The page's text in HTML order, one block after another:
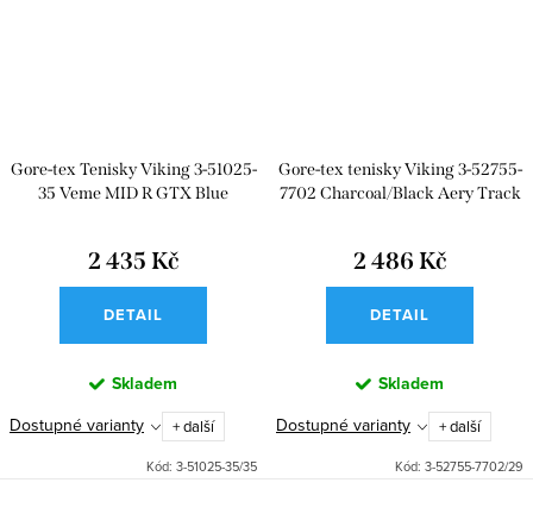
Gore-tex Tenisky Viking 3-51025-
35 Veme MID R GTX Blue
2 435 Kč
DETAIL
Skladem
Dostupné varianty + další
Kód: 3-51025-35/35
Gore-tex tenisky Viking 3-52755-
7702 Charcoal/Black Aery Track
2 486 Kč
DETAIL
Skladem
Dostupné varianty + další
Kód: 3-52755-7702/29